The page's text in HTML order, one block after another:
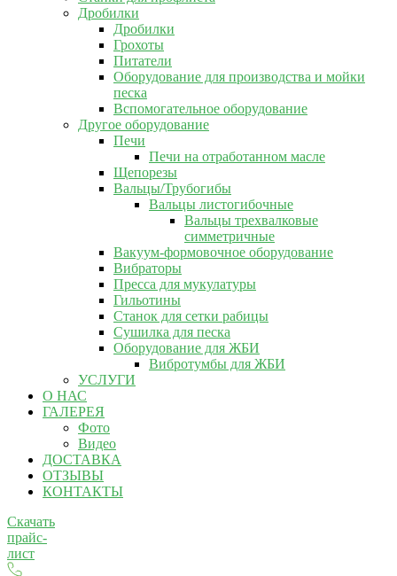
Дробилки
Дробилки
Грохоты
Питатели
Оборудование для производства и мойки
песка
Вспомогательное оборудование
Другое оборудование
Печи
Печи на отработанном масле
Щепорезы
Вальцы/Трубогибы
Вальцы листогибочные
Вальцы трехвалковые
симметричные
Вакуум-формовочное оборудование
Вибраторы
Пресса для мукулатуры
Гильотины
Станок для сетки рабицы
Сушилка для песка
Оборудование для ЖБИ
Вибротумбы для ЖБИ
УСЛУГИ
О НАС
ГАЛЕРЕЯ
Фото
Видео
ДОСТАВКА
ОТЗЫВЫ
КОНТАКТЫ
Скачать
прайс-
лист